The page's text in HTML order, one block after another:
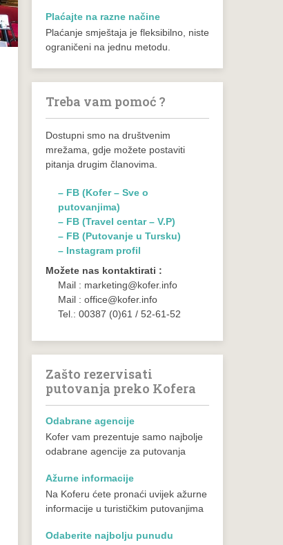
Plaćajte na razne načine
Plaćanje smještaja je fleksibilno, niste
ograničeni na jednu metodu.
Treba vam pomoć ?
Dostupni smo na društvenim
mrežama, gdje možete postaviti
pitanja drugim članovima.
– FB (Kofer – Sve o
putovanjima)
– FB (Travel centar – V.P)
– FB (Putovanje u Tursku)
– Instagram profil
Možete nas kontaktirati :
Mail : marketing@kofer.info
Mail : office@kofer.info
Tel.: 00387 (0)61 / 52-61-52
Zašto rezervisati
putovanja preko Kofera
Odabrane agencije
Kofer vam prezentuje samo najbolje
odabrane agencije za putovanja
Ažurne informacije
Na Koferu ćete pronaći uvijek ažurne
informacije u turističkim putovanjima
Odaberite najbolju punudu